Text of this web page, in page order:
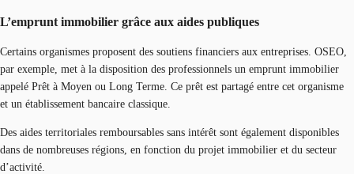
L’emprunt immobilier grâce aux aides publiques
Certains organismes proposent des soutiens financiers aux entreprises. OSEO,
par exemple, met à la disposition des professionnels un emprunt immobilier
appelé Prêt à Moyen ou Long Terme. Ce prêt est partagé entre cet organisme
et un établissement bancaire classique.
Des aides territoriales remboursables sans intérêt sont également disponibles
dans de nombreuses régions, en fonction du projet immobilier et du secteur
d’activité.